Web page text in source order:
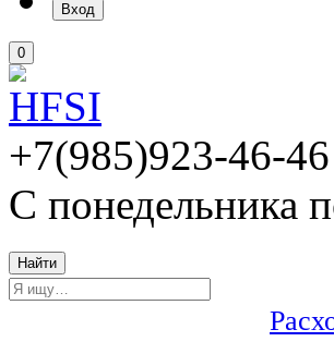
Вход
0
+7(985)923-46-46
С понедельника
Найти